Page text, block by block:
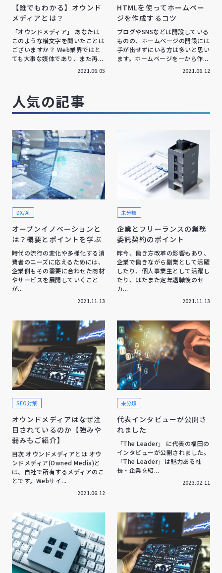
【誰でもわかる】オウンド
メディアとは？
「オウンドメディア」 あなたは
このような横文字を聞いたことは
ございますか？ Web業界ではと
ても大事な媒体であり、また再...
2021.06.05
HTMLを使ってホームペー
ジを作成するコツ
ブログやSNSなどは開設している
ものの、ホームページの開設には
手が出せずにいる方は多いと思い
ます。ホームページを一から作...
2021.06.12
人気の記事
DX/AI
オープンイノベーションと
は？概要とポイントを学ぶ
時代の流行の変化や多様化する消
費者のニーズに応えるためには、
企業側もその需要に合わせた商材
やサービスを展開していくこと
が...
2021.11.13
未分類
企業とフリーランスの業務
委託契約のポイント
昨今、働き方改革の影響もあり、
企業で働きながら副業として活躍
したり、個人事業主として活躍し
たり、はたまた定年退職後のセ
カ...
2021.11.13
SEO対策
オウンドメディアはなぜ注
目されているのか【強みや
弱みもご紹介】
目次 オウンドメディアとは オウ
ンドメディア(Owned Media)と
は、自社で所有するメディアのこ
とです。Webサイ...
2021.06.12
未分類
代表インタビューが公開さ
れました
「The Leader」 に代表の福田の
インタビューが公開されました。
「The Leader」は魅力ある社
長・企業を紹...
2023.02.11